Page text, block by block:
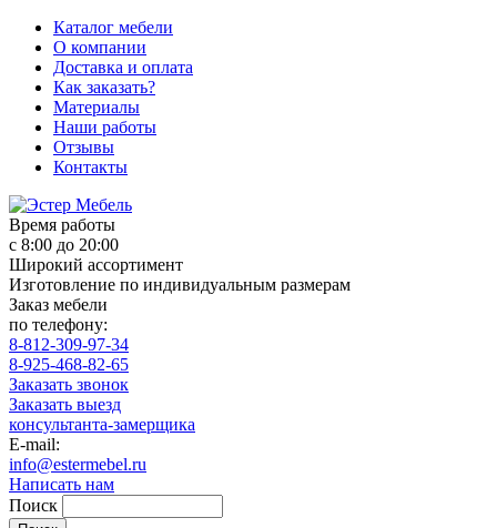
Каталог мебели
О компании
Доставка и оплата
Как заказать?
Материалы
Наши работы
Отзывы
Контакты
Время работы
с 8:00 до 20:00
Широкий ассортимент
Изготовление по индивидуальным размерам
Заказ мебели
по телефону:
8-812-309-97-34
8-925-468-82-65
Заказать звонок
Заказать выезд
консультанта-замерщика
E-mail:
info@estermebel.ru
Написать нам
Поиск